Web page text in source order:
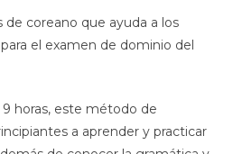
de coreano que ayuda a los
el examen de dominio del
horas, este método de
a aprender y practicar